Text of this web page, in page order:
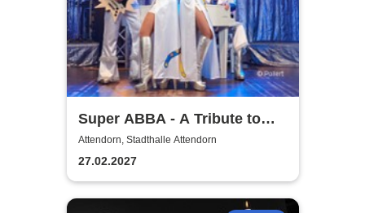
Super ABBA - A Tribute to
ABBA
Attendorn, Stadthalle Attendorn
27.02.2027